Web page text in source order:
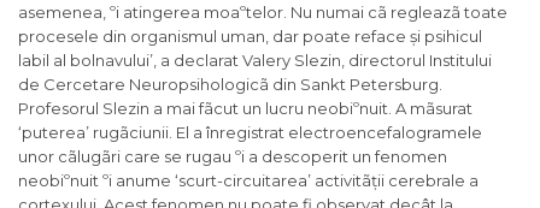
asemenea, ºi atingerea moaºtelor. Nu numai cã regleazã toate
procesele din organismul uman, dar poate reface și psihicul
labil al bolnavului’, a declarat Valery Slezin, directorul Institului
de Cercetare Neuropsihologicã din Sankt Petersburg.
Profesorul Slezin a mai fãcut un lucru neobiºnuit. A mãsurat
‘puterea’ rugãciunii. El a înregistrat electroencefalogramele
unor cãlugãri care se rugau ºi a descoperit un fenomen
neobiºnuit ºi anume ‘scurt-circuitarea’ activitãții cerebrale a